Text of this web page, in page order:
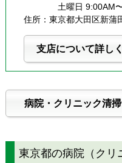
土曜日
住所：東京都大田区新蒲
支店について詳し
病院・クリニック清
東京都の病院（クリ